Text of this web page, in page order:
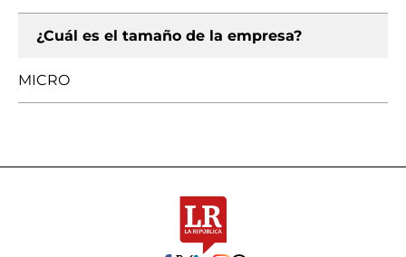
¿Cuál es el tamaño de la empresa?
MICRO